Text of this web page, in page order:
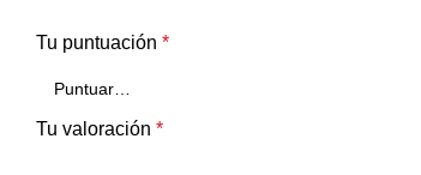
Tu puntuación *
Tu valoración *